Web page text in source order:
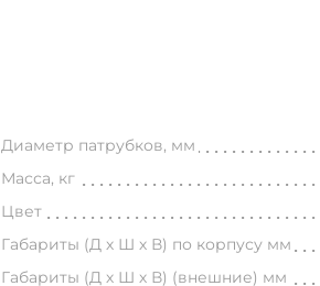
Диаметр патрубков, мм
Масса, кг
Цвет
Габариты (Д х Ш х В) по корпусу мм
Габариты (Д х Ш х В) (внешние) мм